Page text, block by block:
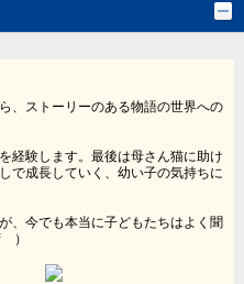
、ストーリーのある物語の世界への
経験します。最後は母さん猫に助け
で成長していく、幼い子の気持ちに
、今でも本当に子どもたちはよく聞
）